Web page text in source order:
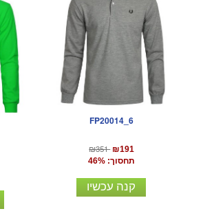
FP20014_6
₪351 ₪191
תחסוך: 46%
קנה עכשיו